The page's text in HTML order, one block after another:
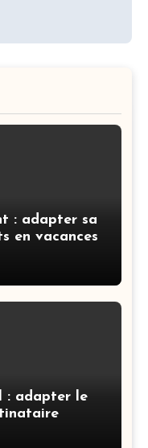
: adapter sa
en vacances
: adapter le